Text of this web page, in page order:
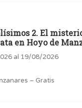
2. El
en Hoyo de
al 19/08/2026
– Gratis